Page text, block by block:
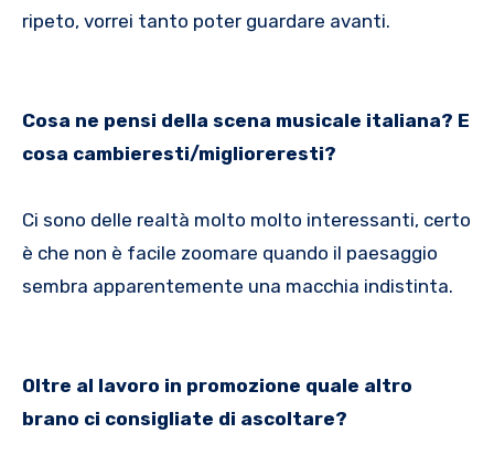
ripeto, vorrei tanto poter guardare avanti.
Cosa ne pensi della scena musicale italiana? E
cosa cambieresti/miglioreresti?
Ci sono delle realtà molto molto interessanti, certo
è che non è facile zoomare quando il paesaggio
sembra apparentemente una macchia indistinta.
Oltre al lavoro in promozione quale altro
brano ci consigliate di ascoltare?